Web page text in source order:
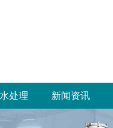
处理 新闻资讯